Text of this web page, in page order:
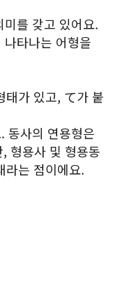
를 갖고 있어요.
타나는 어형을
태가 있고, て가 붙
동사의 연용형은
형용사 및 형용동
라는 점이에요.